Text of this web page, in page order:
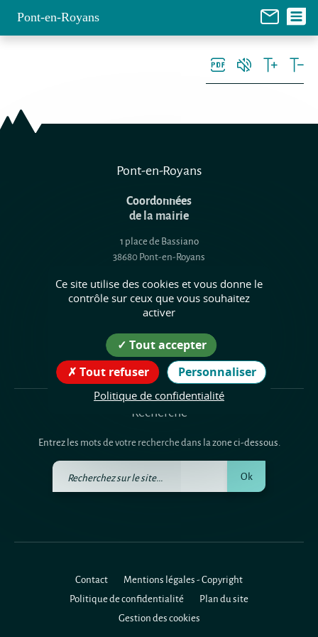
Pont-en-Royans
Pont-en-Royans
Coordonnées
de la mairie
1 place de Bassiano
38680 Pont-en-Royans
tél : 04 76 36 03 09
Suivez nous !
Recherche
Entrez les mots de votre recherche dans la zone ci-dessous.
Recherchez
Ok
Contact
Mentions légales - Copyright
Politique de confidentialité
Plan du site
Gestion des cookies
Ce site utilise des cookies et vous donne le
contrôle sur ceux que vous souhaitez
activer
Tout accepter
Tout refuser
Personnaliser
Politique de confidentialité